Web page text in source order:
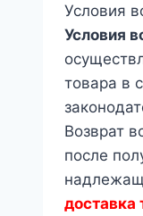
Условия
Условия
товара в
Возврат
после
доставка